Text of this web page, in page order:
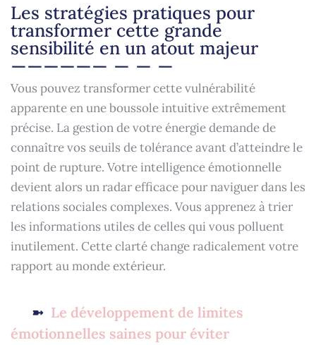
Les stratégies pratiques pour
transformer cette grande
sensibilité en un atout majeur
Vous pouvez transformer cette vulnérabilité
apparente en une boussole intuitive extrêmement
précise. La gestion de votre énergie demande de
connaître vos seuils de tolérance avant d’atteindre le
point de rupture. Votre intelligence émotionnelle
devient alors un radar efficace pour naviguer dans les
relations sociales complexes. Vous apprenez à trier
les informations utiles de celles qui vous polluent
inutilement. Cette clarté change radicalement votre
rapport au monde extérieur.
Le développement de limites
émotionnelles saines pour éviter